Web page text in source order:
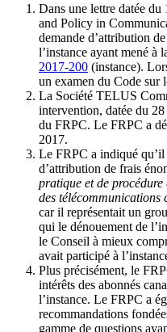
Dans une lettre datée
and Policy in
demande d’attribution
l’instance ayant mené à
2017-200 (instance).
un examen du Code sur
La Société TELUS
intervention, datée du
du FRPC. Le FRPC a
2017.
Le FRPC a indiqué
d’attribution de frais
pratique et de
des télécommunications
car il représentait un
qui le dénouement de
le Conseil à mieux
avait participé à
Plus précisément, le
intérêts des abonnés
l’instance. Le FRPC a
recommandations
gamme de questions